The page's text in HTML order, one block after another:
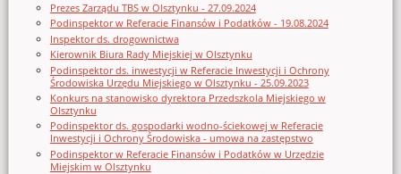
Prezes Zarządu TBS w Olsztynku - 27.09.2024
Podinspektor w Referacie Finansów i Podatków - 19.08.2024
Inspektor ds. drogownictwa
Kierownik Biura Rady Miejskiej w Olsztynku
Podinspektor ds. inwestycji w Referacie Inwestycji i Ochrony
Środowiska Urzędu Miejskiego w Olsztynku - 25.09.2023
Konkurs na stanowisko dyrektora Przedszkola Miejskiego w
Olsztynku
Podinspektor ds. gospodarki wodno-ściekowej w Referacie
Inwestycji i Ochrony Środowiska - umowa na zastępstwo
Podinspektor w Referacie Finansów i Podatków w Urzędzie
Miejskim w Olsztynku